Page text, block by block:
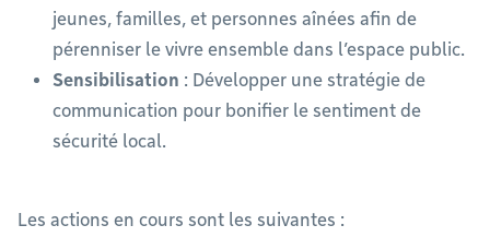
jeunes, familles, et personnes aînées afin de
pérenniser le vivre ensemble dans l’espace public.
Sensibilisation : Développer une stratégie de
communication pour bonifier le sentiment de
sécurité local.
Les actions en cours sont les suivantes :